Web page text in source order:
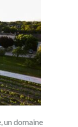
un domaine